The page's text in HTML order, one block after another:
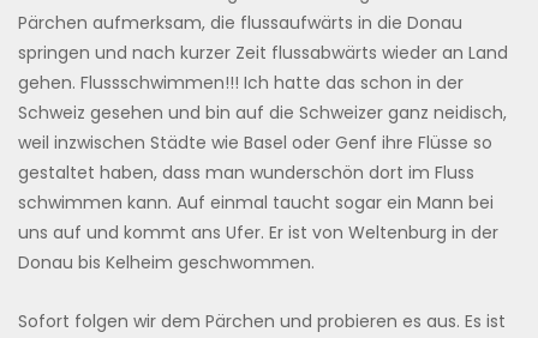
Pärchen aufmerksam, die flussaufwärts in die Donau
springen und nach kurzer Zeit flussabwärts wieder an Land
gehen. Flussschwimmen!!! Ich hatte das schon in der
Schweiz gesehen und bin auf die Schweizer ganz neidisch,
weil inzwischen Städte wie Basel oder Genf ihre Flüsse so
gestaltet haben, dass man wunderschön dort im Fluss
schwimmen kann. Auf einmal taucht sogar ein Mann bei
uns auf und kommt ans Ufer. Er ist von Weltenburg in der
Donau bis Kelheim geschwommen.
Sofort folgen wir dem Pärchen und probieren es aus. Es ist